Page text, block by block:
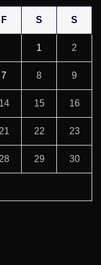
F S S
1 2
7 8 9
14 15 16
21 22 23
28 29 30